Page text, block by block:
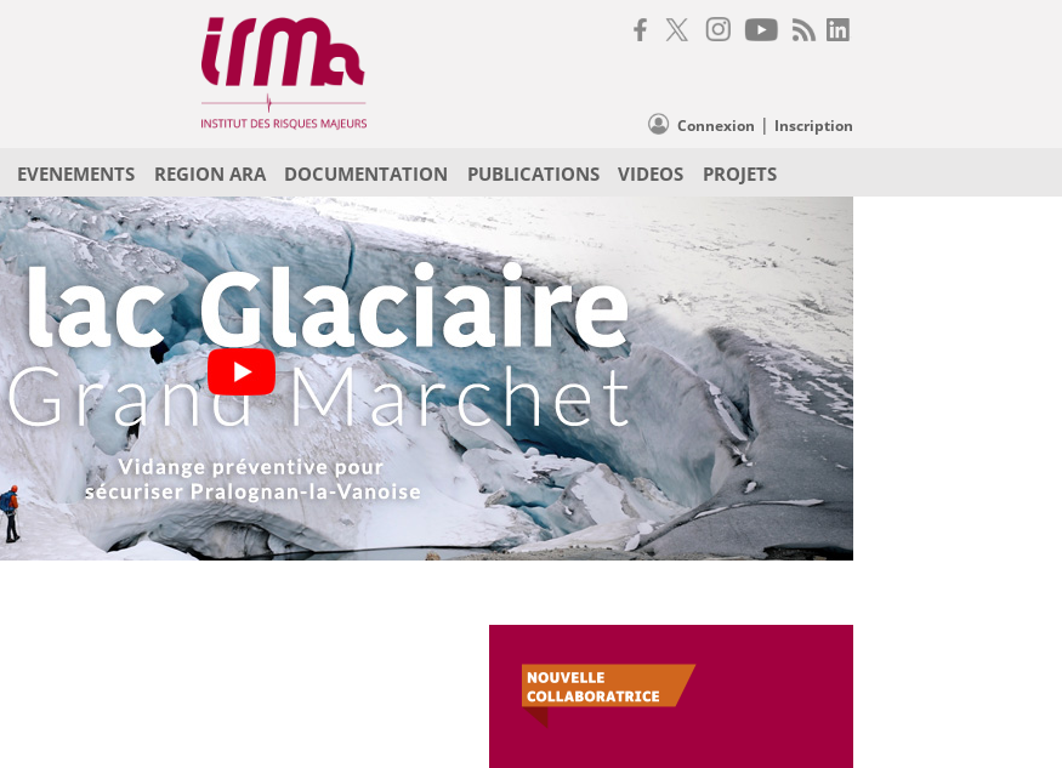
Connexion | Inscription
EVENEMENTS REGION ARA DOCUMENTATION PUBLICATIONS VIDEOS PROJETS